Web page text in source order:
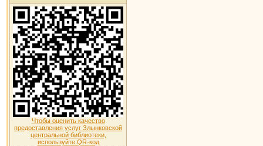
Чтобы оценить качество
предоставления услуг Злынковской
центральной библиотеки,
используйте QR-код